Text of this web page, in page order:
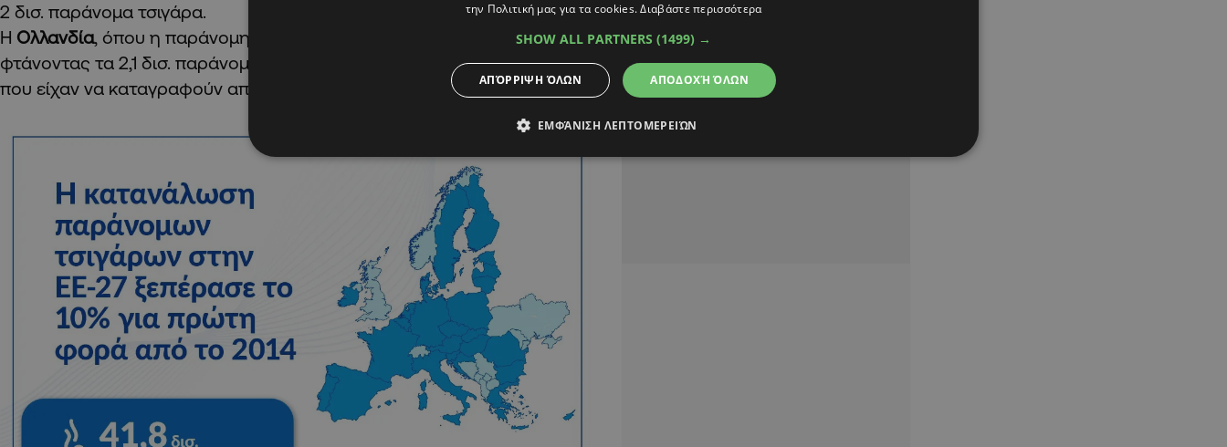
2 δισ. παράνομα τσιγάρα.
Η Ολλανδία, όπου η παράνομη κατανάλωση τσιγάρων ξεπέρασε το22%,
φτάνοντας τα 2,1 δισ. παράνομα τσιγάρα και επιστρέφοντας σε επίπεδα
που είχαν να καταγραφούν από το 2006.
την Πολιτική μας για τα cookies.Διαβάστε περισσότερα
SHOW ALL PARTNERS (1499) →
ΑΠΟΔΟΧΉ ΌΛΩΝ
ΑΠΌΡΡΙΨΗ ΌΛΩΝ
ΕΜΦΆΝΙΣΗ ΛΕΠΤΟΜΕΡΕΙΏΝ